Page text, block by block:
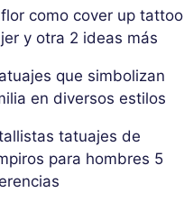
como cover up tattoo
y otra 2 ideas más
que simbolizan
en diversos estilos
tatuajes de
para hombres 5